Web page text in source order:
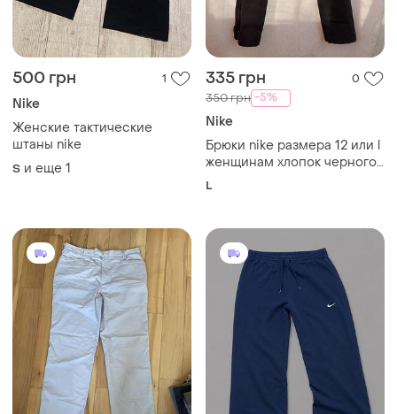
500 грн 1
Nike
Женские тактические
штаны nike
S и еще 1
335 грн 0
350 грн -5%
Nike
Брюки nike размера 12 или l
женщинам хлопок черного
цвета
L